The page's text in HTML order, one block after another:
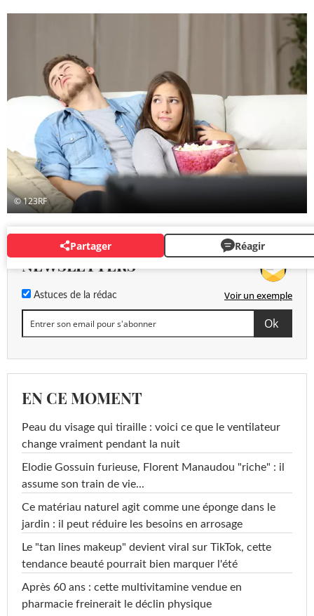
© 123RF
Partager Réagir
NEWSLETTERS
Astuces de la rédac Voir un exemple
EN CE MOMENT
Peau du visage qui tiraille : voici ce que le ventilateur
change vraiment pendant la nuit
Elodie Gossuin furieuse, Florent Manaudou "riche" : il
assume son train de vie...
Ce matériau naturel agit comme une éponge dans le
jardin : il peut réduire les besoins en arrosage
Le "tan lines makeup" devient viral sur TikTok, cette
tendance beauté pourrait bien marquer l'été
Après 60 ans : cette multivitamine vendue en
pharmacie freinerait le déclin physique